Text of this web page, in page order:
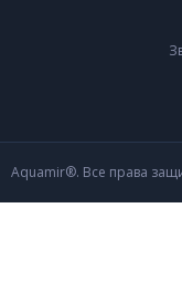
Aquamir®. Все права